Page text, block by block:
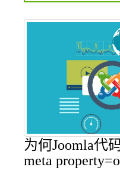
为何Joomla
meta